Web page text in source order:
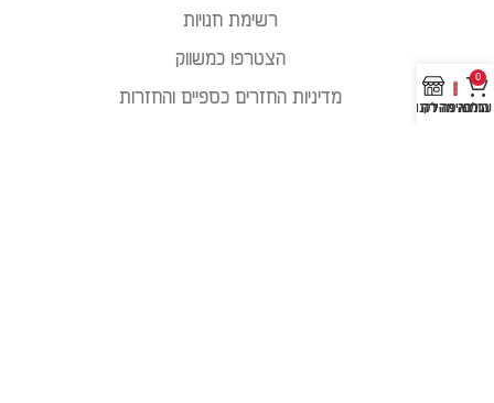
רשימת חנויות
הצטרפו כמשווק
מדיניות החזרים כספיים והחזרות
0
עגלה
הזמנה מהירה
איפה לקנות?